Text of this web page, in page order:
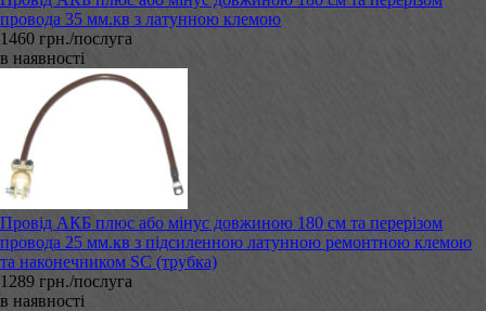
провода 35 мм.кв з латунною клемою
1460 грн./послуга
в наявності
Провід АКБ плюс або мінус довжиною 180 см та перерізом
провода 25 мм.кв з підсиленною латунною ремонтною клемою
та наконечником SC (трубка)
1289 грн./послуга
в наявності